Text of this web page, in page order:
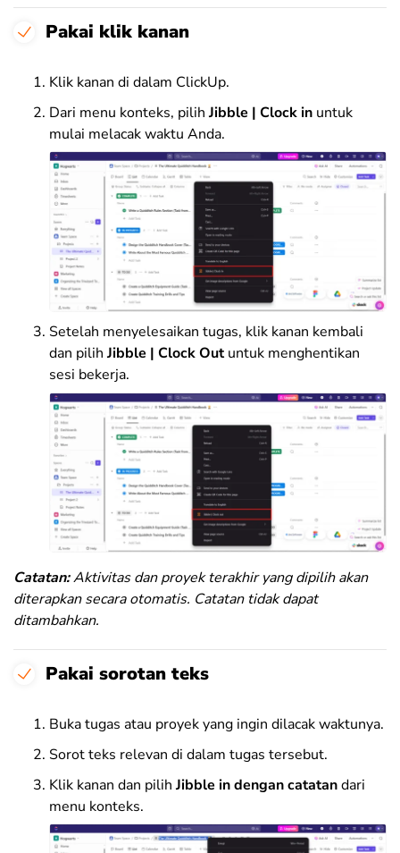
Pakai klik kanan
Klik kanan di dalam ClickUp.
Dari menu konteks, pilih Jibble | Clock in untuk
mulai melacak waktu Anda.
Setelah menyelesaikan tugas, klik kanan kembali
dan pilih Jibble | Clock Outuntuk menghentikan
sesi bekerja.
Catatan:Aktivitas dan proyek terakhir yang dipilih akan
diterapkan secara otomatis. Catatan tidak dapat
ditambahkan.
Pakai sorotan teks
Buka tugas atau proyek yang ingin dilacak waktunya.
Sorot teks relevan di dalam tugas tersebut.
Klik kanan dan pilih Jibble in dengan catatandari
menu konteks.